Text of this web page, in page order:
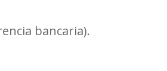
bancaria).